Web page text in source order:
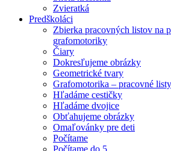
Zvieratká
Predškoláci
Zbierka pracovných listov na
grafomotoriky
Čiary
Dokresľujeme obrázky
Geometrické tvary
Grafomotorika – pracovné listy
Hľadáme cestičky
Hľadáme dvojice
Obťahujeme obrázky
Omaľovánky pre deti
Počítame
Počítame do 5